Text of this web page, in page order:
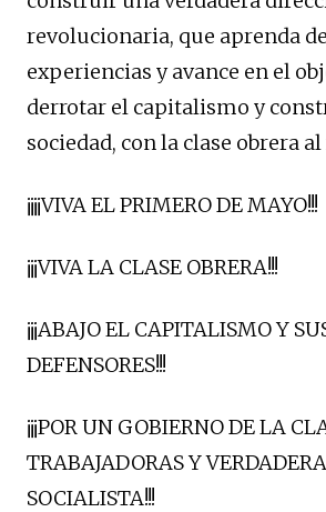
revolucionaria, que aprenda
experiencias y avance en el
derrotar el capitalismo y
sociedad, con la clase obrera
¡¡¡¡VIVA EL PRIMERO DE MAYO!!!
¡¡¡VIVA LA CLASE OBRERA!!!
¡¡¡ABAJO EL CAPITALISMO Y
DEFENSORES!!!
¡¡¡POR UN GOBIERNO DE LA
TRABAJADORAS Y
SOCIALISTA!!!